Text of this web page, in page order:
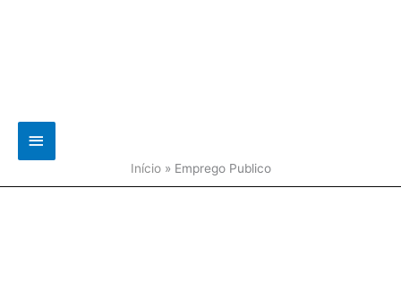
Main
Início» Emprego Publico